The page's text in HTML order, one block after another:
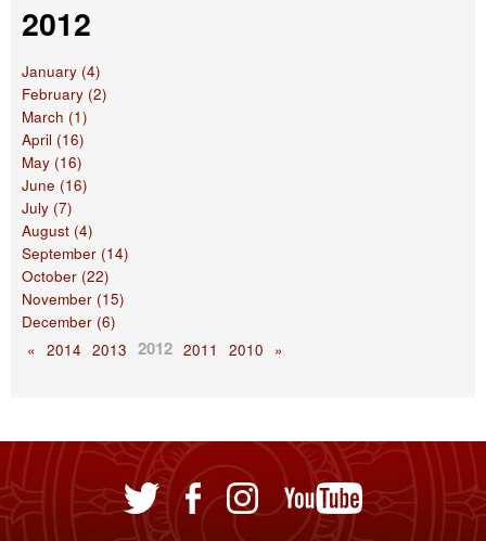
2012
January (4)
February (2)
March (1)
April (16)
May (16)
June (16)
July (7)
August (4)
September (14)
October (22)
November (15)
December (6)
« 2014 2013 2012 2011 2010 »